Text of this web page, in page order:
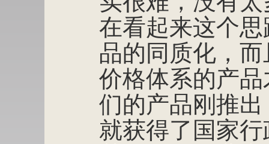
在看起来这个
品的同质化，
价格体系的产
们的产品刚推
就获得了国家